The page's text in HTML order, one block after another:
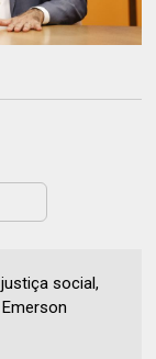
social,